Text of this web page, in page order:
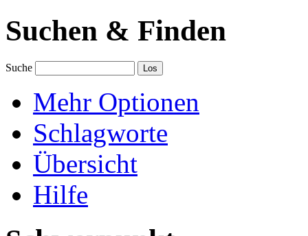
Suchen & Finden
Suche
Mehr Optionen
Schlagworte
Übersicht
Hilfe